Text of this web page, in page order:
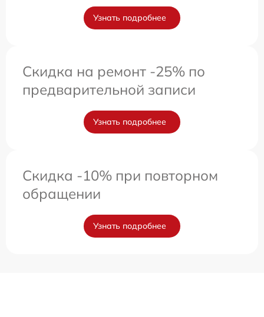
Узнать подробнее
Скидка на ремонт -25% по
предварительной записи
Узнать подробнее
Скидка -10% при повторном
обращении
Узнать подробнее